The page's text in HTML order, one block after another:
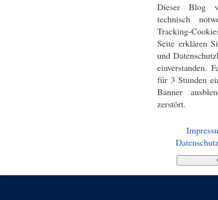
Dieser Blog
technisch
Tracking-
Seite erklären
und
einverstanden.
für 3 Stunden
Banner
zerstört.